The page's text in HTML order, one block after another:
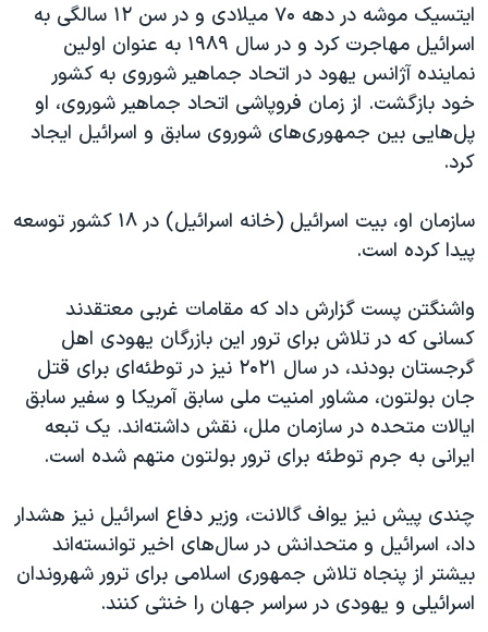
ایتسیک موشه در دهه ۷۰ میلادی و در سن ۱۲ سالگی به
اسرائیل مهاجرت کرد و در سال ۱۹۸۹ به عنوان اولین
نماینده آژانس یهود در اتحاد جماهیر شوروی به کشور
خود بازگشت. از زمان فروپاشی اتحاد جماهیر شوروی، او
پل‌هایی بین جمهوری‌های شوروی سابق و اسرائیل ایجاد
کرد.
سازمان او، بیت اسرائیل (خانه اسرائیل) در ۱۸ کشور توسعه
پیدا کرده است.
واشنگتن پست گزارش داد که مقامات غربی معتقدند
کسانی که در تلاش برای ترور این بازرگان یهودی اهل
گرجستان بودند، در سال ۲۰۲۱ نیز در توطئه‌ای برای قتل
جان بولتون، مشاور امنیت ملی سابق آمریکا و سفیر سابق
ایالات متحده در سازمان ملل، نقش داشته‌اند. یک تبعه
ایرانی به جرم توطئه برای ترور بولتون متهم شده است.
چندی پیش نیز یواف گالانت، وزیر دفاع اسرائیل نیز هشدار
داد، اسرائیل و متحدانش در سال‌های اخیر توانسته‌اند
بیشتر از پنجاه تلاش جمهوری اسلامی برای ترور شهروندان
اسرائیلی و یهودی در سراسر جهان را خنثی کنند.